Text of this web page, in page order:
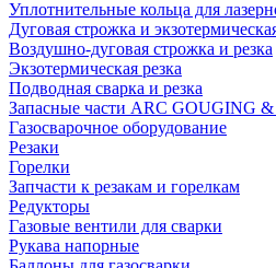
Уплотнительные кольца для
Дуговая строжка и
Воздушно-дуговая строжка и резка
Экзотермическая резка
Подводная сварка и резка
Запасные части ARC GOUGING
Газосварочное оборудование
Резаки
Горелки
Запчасти к резакам и горелкам
Редукторы
Газовые вентили для сварки
Рукава напорные